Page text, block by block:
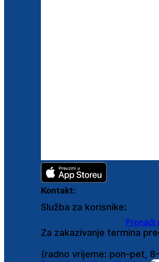
Kontakt:
Služba za korisnike:
Pronađi
Za zakazivanje termina
(radno vrijeme: pon-pet, 8-